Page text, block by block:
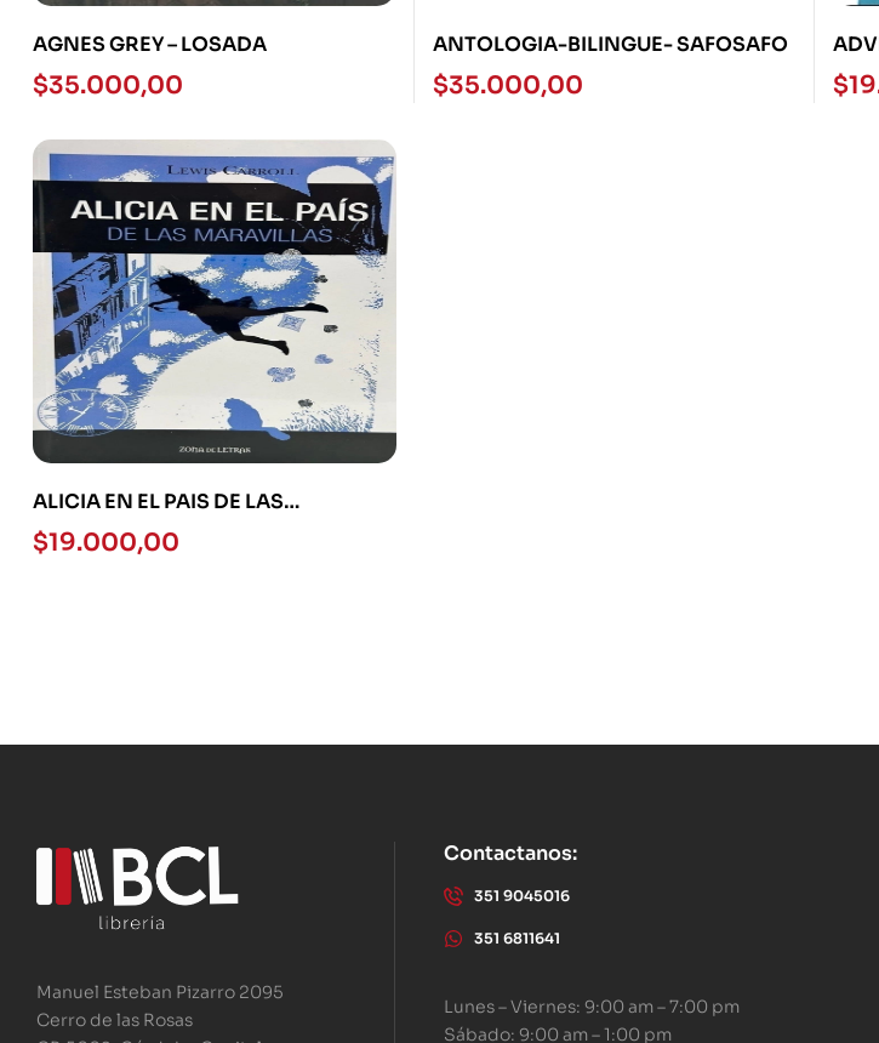
AGNES GREY – LOSADA
$35.000,00
ANTOLOGIA-BILINGUE- SAFOSAFO
$35.000,00 $
ALICIA EN EL PAIS DE LAS
MARAVILLAS – GRUPAL-
$19.000,00
Manuel Esteban Pizarro 2095
Cerro de las Rosas
Contactanos:
351 9045016
351 6811641
Lunes – Viernes: 9:00 am – 7:00 pm
Sábado: 9:00 am – 1:00 pm